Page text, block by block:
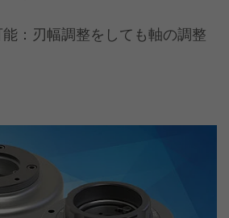
能：刃幅調整をしても軸の調整